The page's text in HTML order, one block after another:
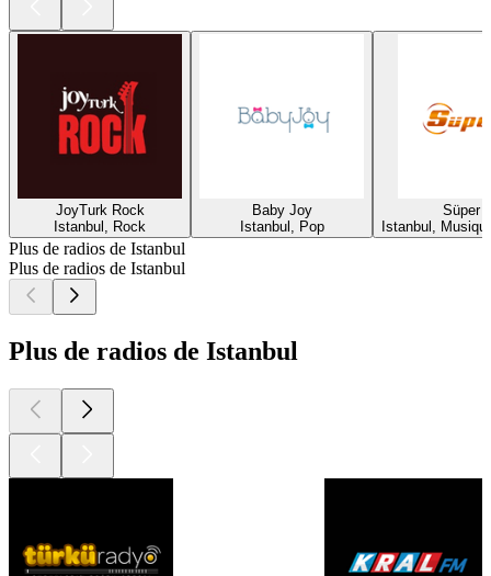
JoyTurk Rock
Istanbul, Rock
Baby Joy
Istanbul, Pop
Süper
Istanbul,
Plus de radios de Istanbul
Plus de radios de Istanbul
Plus de radios de Istanbul